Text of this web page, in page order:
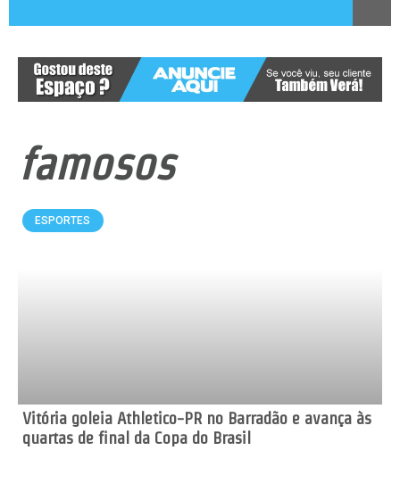
famosos
ESPORTES
Vitória goleia Athletico-PR no Barradão e avança às
quartas de final da Copa do Brasil